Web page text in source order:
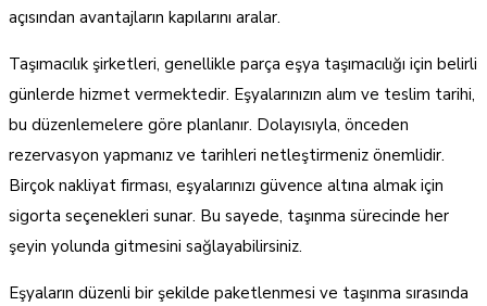
açısından avantajların kapılarını aralar.
Taşımacılık şirketleri, genellikle parça eşya taşımacılığı için belirli
günlerde hizmet vermektedir. Eşyalarınızın alım ve teslim tarihi,
bu düzenlemelere göre planlanır. Dolayısıyla, önceden
rezervasyon yapmanız ve tarihleri netleştirmeniz önemlidir.
Birçok nakliyat firması, eşyalarınızı güvence altına almak için
sigorta seçenekleri sunar. Bu sayede, taşınma sürecinde her
şeyin yolunda gitmesini sağlayabilirsiniz.
Eşyaların düzenli bir şekilde paketlenmesi ve taşınma sırasında